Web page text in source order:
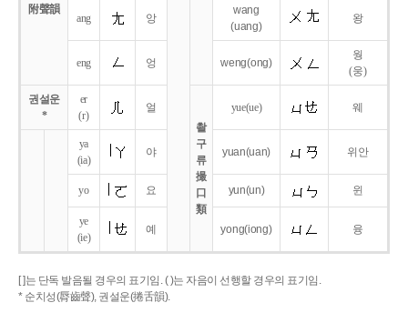
附聲韻
ang 앙
wang
(uang)
왕
eng 엉 weng(ong)
웡
(웅)
권설운
*
er
(r)
얼
촬
구
류
撮
口
類
yue(ue) 웨
ya
(ia)
야 yuan(uan) 위안
yo 요 yun(un) 윈
ye
(ie)
예 yong(iong) 융
[ ]는 단독 발음될 경우의 표기임. ( )는 자음이 선행할 경우의 표기임.
* 순치성(脣齒聲), 권설운(捲舌韻).